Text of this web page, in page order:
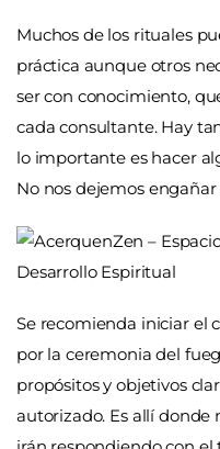
Muchos de los rituales
práctica aunque otros
ser con conocimiento,
cada consultante. Hay
lo importante es hacer
No nos dejemos
Se recomienda iniciar el
por la ceremonia del
propósitos y objetivos
autorizado. Es allí donde